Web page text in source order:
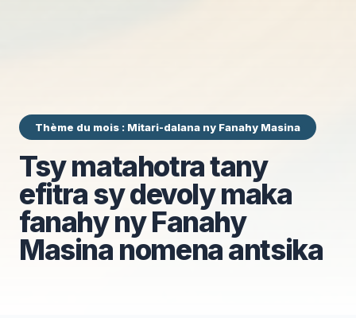
Thème du mois : Mitari-dalana ny Fanahy Masina
Tsy matahotra tany
efitra sy devoly maka
fanahy ny Fanahy
Masina nomena antsika